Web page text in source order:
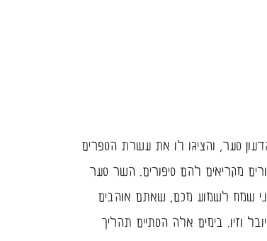
סער, והציגו לו את עשרת הספרים
מקריאים להם סיפורים. השר סער
שמח לשמוע מכם, שאתם אוהבים
וזיו. בימים אלה הסתיים תהליך